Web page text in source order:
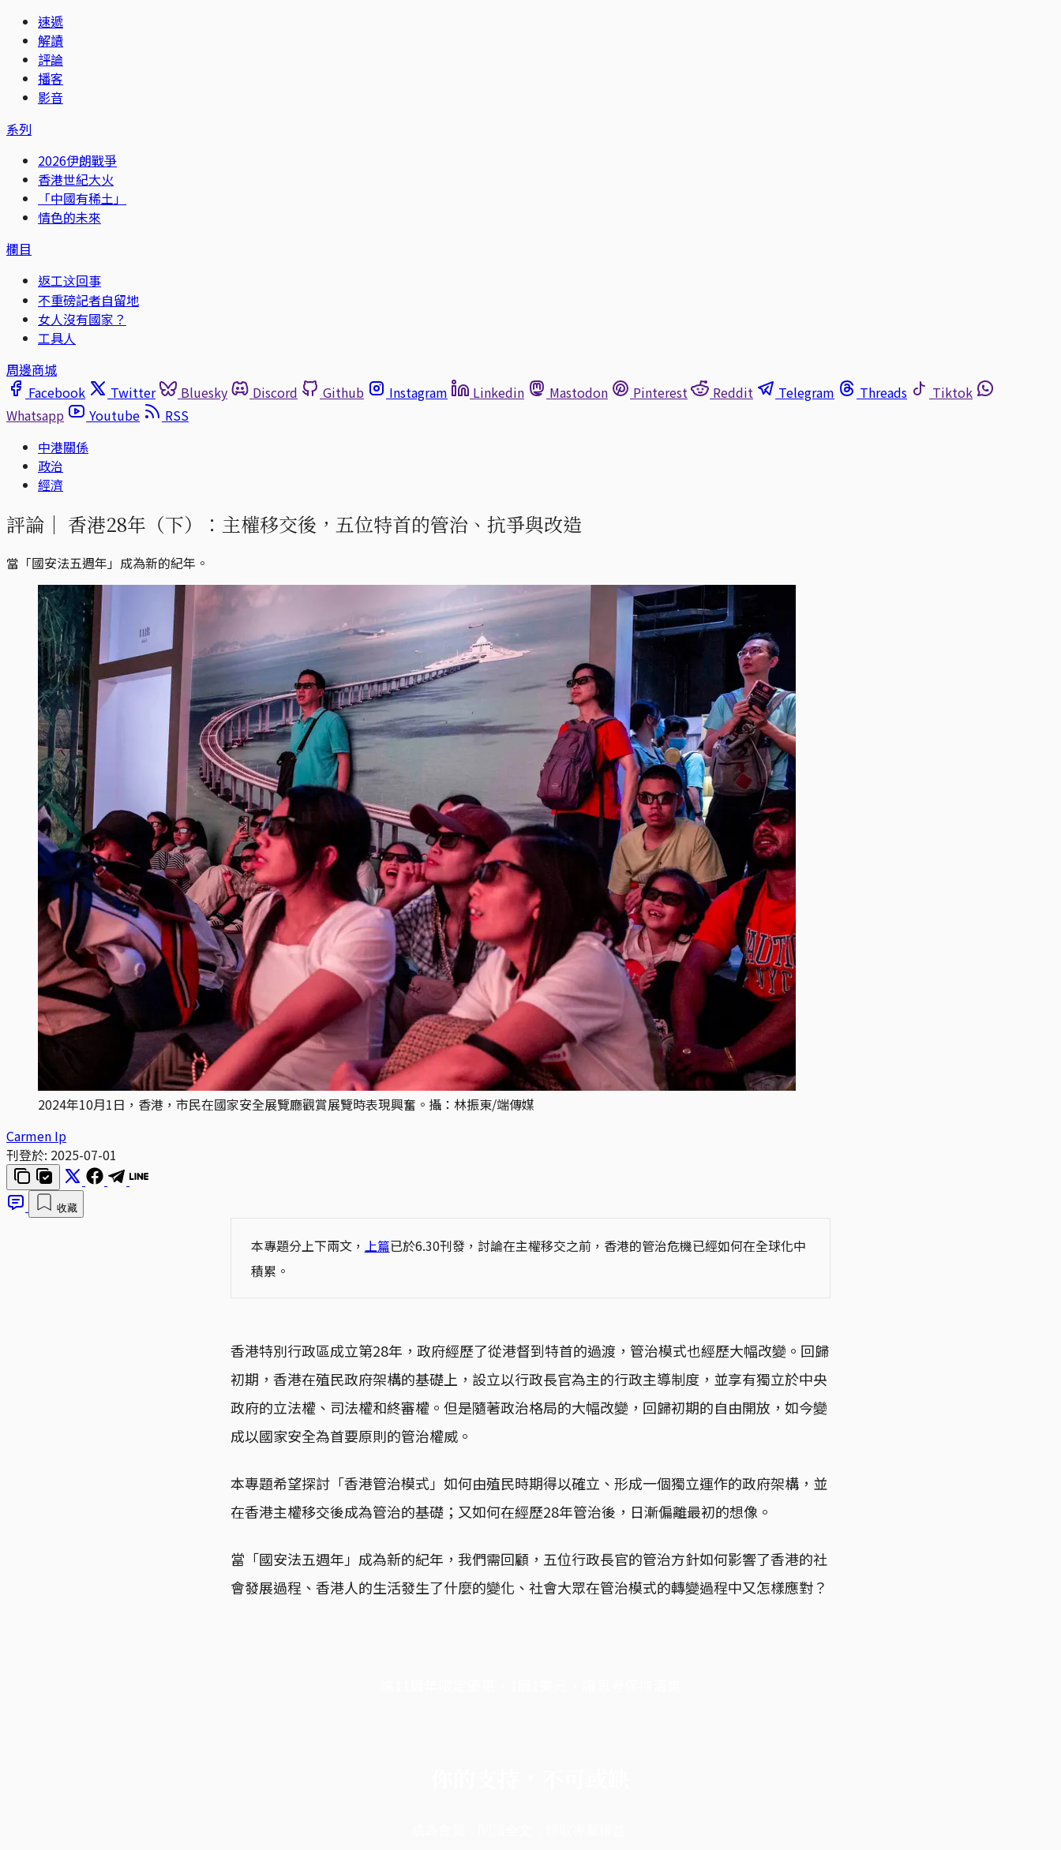
速遞
解讀
評論
播客
影音
系列
2026伊朗戰爭
香港世紀大火
「中國有稀土」
情色的未來
欄目
返工这回事
不重磅記者自留地
女人沒有國家？
工具人
周邊商城
Facebook
Twitter Bluesky Discord Github Instagram Linkedin Mastodon Pinterest Reddit Telegram Threads
Tiktok
Whatsapp
Youtube
RSS
中港關係
政治
經濟
評論｜ 香港28年（下）：主權移交後，五位特首的管治、抗爭與改造
當「國安法五週年」成為新的紀年。
2024年10月1日，香港，市民在國家安全展覽廳觀賞展覽時表現興奮。攝：林振東/端傳媒
Carmen Ip
刊登於: 2025-07-01
收藏
本專題分上下兩文， 上篇已於6.30刊發，討論在主權移交之前，香港的管治危機已經如何在全球化中
積累。
香港特別行政區成立第28年，政府經歷了從港督到特首的過渡，管治模式也經歷大幅改變。回歸
初期，香港在殖民政府架構的基礎上，設立以行政長官為主的行政主導制度，並享有獨立於中央
政府的立法權、司法權和終審權。但是隨著政治格局的大幅改變，回歸初期的自由開放，如今變
成以國家安全為首要原則的管治權威。
本專題希望探討「香港管治模式」如何由殖民時期得以確立、形成一個獨立運作的政府架構，並
在香港主權移交後成為管治的基礎；又如何在經歷28年管治後，日漸偏離最初的想像。
當「國安法五週年」成為新的紀年，我們需回顧，五位行政長官的管治方針如何影響了香港的社
會發展過程、香港人的生活發生了什麼的變化、社會大眾在管治模式的轉變過程中又怎樣應對？